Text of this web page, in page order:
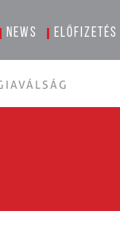
News Előfizetés